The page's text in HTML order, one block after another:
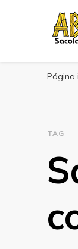
Página
TAG